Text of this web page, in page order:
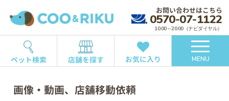
お問い合わせはこちら
0570-07-1122
10:00～20:00（ナビダイヤル）
ペット検索 店舗を探す お気に入り MENU
画像・動画、店舗移動依頼